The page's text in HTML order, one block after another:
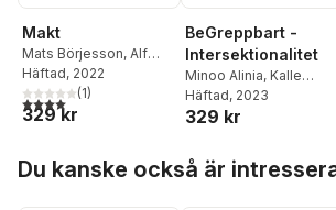
Makt
Mats Börjesson, Alf
Rehn
Häftad, 2022
4,0utav 5 stjärnor. Totalt antal röster:
(1)
329 kr
BeGreppbart -
Intersektionalitet
Minoo Alinia, Kalle
Berggren
Häftad, 2023
329 kr
Du kanske också är